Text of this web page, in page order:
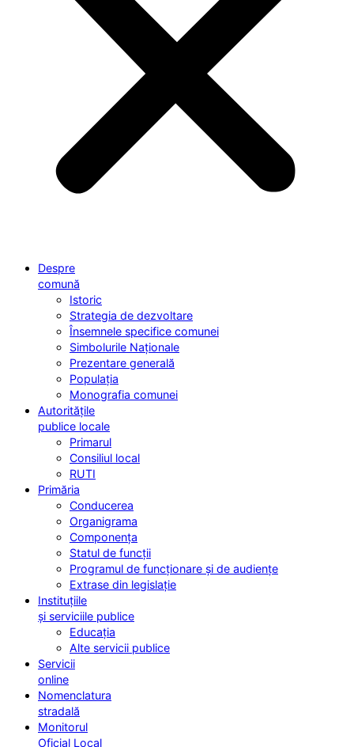
Despre
comună
Istoric
Strategia de dezvoltare
Însemnele specifice comunei
Simbolurile Naționale
Prezentare generală
Populația
Monografia comunei
Autoritățile
publice locale
Primarul
Consiliul local
RUTI
Primăria
Conducerea
Organigrama
Componența
Statul de funcții
Programul de funcționare și de audiențe
Extrase din legislație
Instituțiile
și serviciile publice
Educația
Alte servicii publice
Servicii
online
Nomenclatura
stradală
Monitorul
Oficial Local